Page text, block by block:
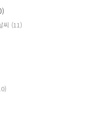
씨 (11)